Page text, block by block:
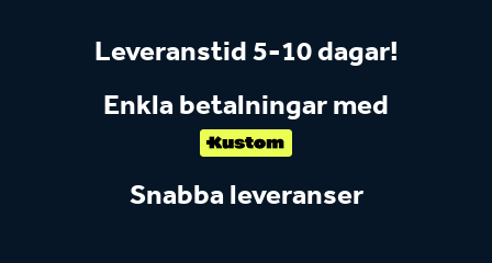
Leveranstid 5-10 dagar!
Enkla betalningar med
Snabba leveranser